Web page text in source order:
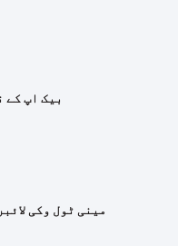
بیک اپ کے
مینی ٹول وکی